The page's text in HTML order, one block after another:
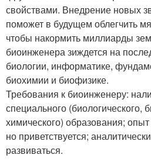
свойствами. Внедрение новых
поможет в будущем облегчить
чтобы накормить миллиарды
биоинженера зиждется на
биологии, информатике,
биохимии и биофизике.
Требования к биоинженеру:
специального (биологического,
химического) образования;
но приветствуется;
развиваться.